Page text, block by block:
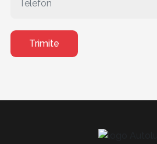
Trimite